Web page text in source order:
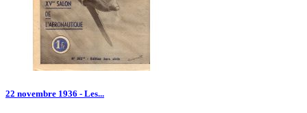
22 novembre 1936 - Les...